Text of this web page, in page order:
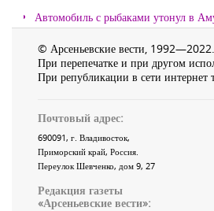
Автомобиль с рыбаками утонул в
© Арсеньевские вести,
При перепечатке и при другом
При републикации в сети интернет
Почтовый адрес:
690091, г. Владивосток,
Приморский край, Россия.
Переулок Шевченко, дом 9, 27
Редакция газеты
«Арсеньевские вести»: